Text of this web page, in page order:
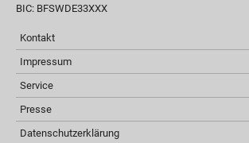
BIC: BFSWDE33XXX
Kontakt
Impressum
Service
Presse
Datenschutzerklärung